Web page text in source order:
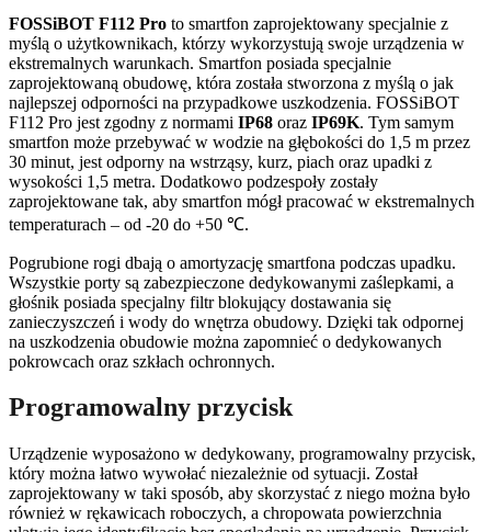
FOSSiBOT F112 Pro to smartfon zaprojektowany specjalnie z
myślą o użytkownikach, którzy wykorzystują swoje urządzenia w
ekstremalnych warunkach. Smartfon posiada specjalnie
zaprojektowaną obudowę, która została stworzona z myślą o jak
najlepszej odporności na przypadkowe uszkodzenia. FOSSiBOT
F112 Pro jest zgodny z normami IP68 oraz IP69K. Tym samym
smartfon może przebywać w wodzie na głębokości do 1,5 m przez
30 minut, jest odporny na wstrząsy, kurz, piach oraz upadki z
wysokości 1,5 metra. Dodatkowo podzespoły zostały
zaprojektowane tak, aby smartfon mógł pracować w ekstremalnych
temperaturach – od -20 do +50 ℃.
Pogrubione rogi dbają o amortyzację smartfona podczas upadku.
Wszystkie porty są zabezpieczone dedykowanymi zaślepkami, a
głośnik posiada specjalny filtr blokujący dostawania się
zanieczyszczeń i wody do wnętrza obudowy. Dzięki tak odpornej
na uszkodzenia obudowie można zapomnieć o dedykowanych
pokrowcach oraz szkłach ochronnych.
Programowalny przycisk
Urządzenie wyposażono w dedykowany, programowalny przycisk,
który można łatwo wywołać niezależnie od sytuacji. Został
zaprojektowany w taki sposób, aby skorzystać z niego można było
również w rękawicach roboczych, a chropowata powierzchnia